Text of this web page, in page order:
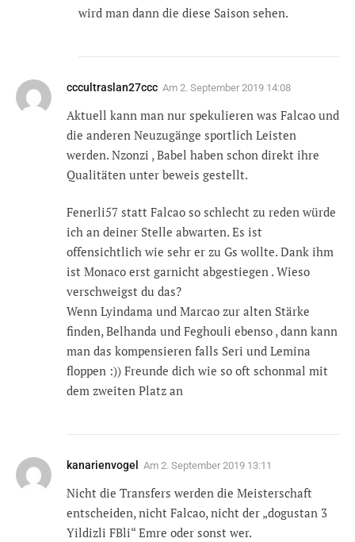
wird man dann die diese Saison sehen.
cccultraslan27ccc Am 2. September 2019 14:08
Aktuell kann man nur spekulieren was Falcao und
die anderen Neuzugänge sportlich Leisten
werden. Nzonzi , Babel haben schon direkt ihre
Qualitäten unter beweis gestellt.
Fenerli57 statt Falcao so schlecht zu reden würde
ich an deiner Stelle abwarten. Es ist
offensichtlich wie sehr er zu Gs wollte. Dank ihm
ist Monaco erst garnicht abgestiegen . Wieso
verschweigst du das?
Wenn Lyindama und Marcao zur alten Stärke
finden, Belhanda und Feghouli ebenso , dann kann
man das kompensieren falls Seri und Lemina
floppen :)) Freunde dich wie so oft schonmal mit
dem zweiten Platz an
kanarienvogel Am 2. September 2019 13:11
Nicht die Transfers werden die Meisterschaft
entscheiden, nicht Falcao, nicht der „dogustan 3
Yildizli FBli“ Emre oder sonst wer.